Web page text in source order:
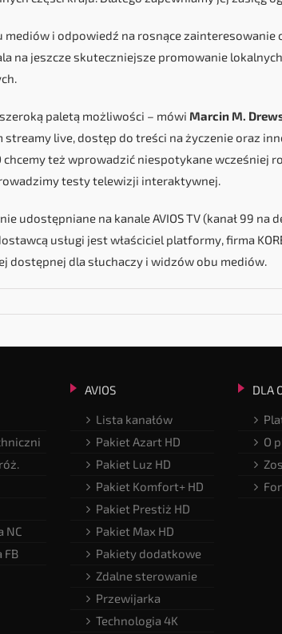
i odpowiedź na rosnące
na jeszcze skuteczniejsze promowanie
paletą możliwości – mówi Marcin M.
live, dostęp do treści na życzenie oraz
chcemy też wprowadzić niespotykane wcześniej
testy telewizji interaktywnej.
udostępniane na kanale AVIOS TV (kanał 99 na
usługi jest właściciel platformy, firma
dostępnej dla słuchaczy i widzów obu mediów.
NC
FB
AVIOS
Lista kanałów
Pakiet Azart HD
Pakiet Luz HD
Pakiet Komfort+ HD
Pakiet Prestiż HD
Pakiet Max HD
Pakiety dodatkowe
Zdalne sterowanie
Przewijarka
Technologia 4K
DLA
O